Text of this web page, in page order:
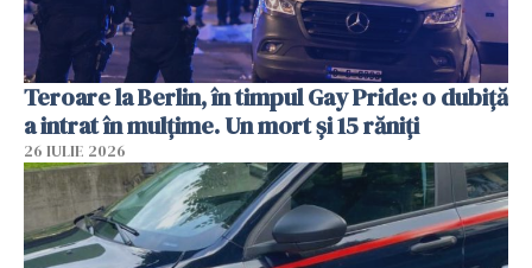
Teroare la Berlin, în timpul Gay Pride: o dubiță
a intrat în mulțime. Un mort și 15 răniți
26 IULIE 2026